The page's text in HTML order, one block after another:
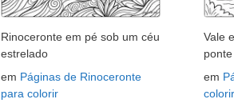
Rinoceronte em pé sob um céu
estrelado
em Páginas de Rinoceronte
para colorir
Vale
em
colorir